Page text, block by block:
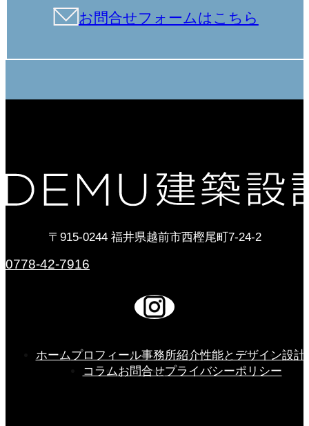
お問合せフォームはこちら
〒915-0244 福井県越前市西樫尾町7-24-2
0778-42-7916
ホームプロフィール事務所紹介性能とデザイン設計
コラムお問合せプライバシーポリシー